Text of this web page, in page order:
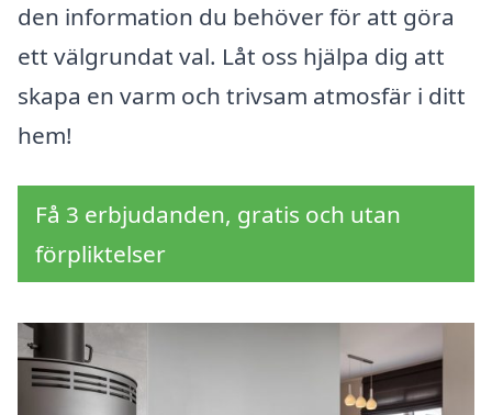
den information du behöver för att göra
ett välgrundat val. Låt oss hjälpa dig att
skapa en varm och trivsam atmosfär i ditt
hem!
Få 3 erbjudanden, gratis och utan
förpliktelser